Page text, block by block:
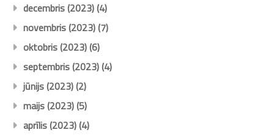
decembris (2023)(4)
novembris (2023)(7)
oktobris (2023)(6)
septembris (2023)(4)
jūnijs (2023)(2)
maijs (2023)(5)
aprīlis (2023)(4)